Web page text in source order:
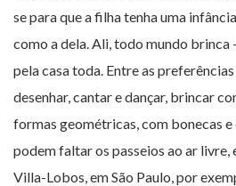
se para que a filha tenha uma
como a dela. Ali, todo mundo brinca
pela casa toda. Entre as
desenhar, cantar e dançar, brincar
formas geométricas, com bonecas
podem faltar os passeios ao ar livre,
Villa-Lobos, em São Paulo, por